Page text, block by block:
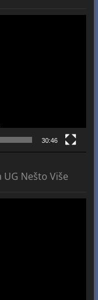
30:46
Nešto Više